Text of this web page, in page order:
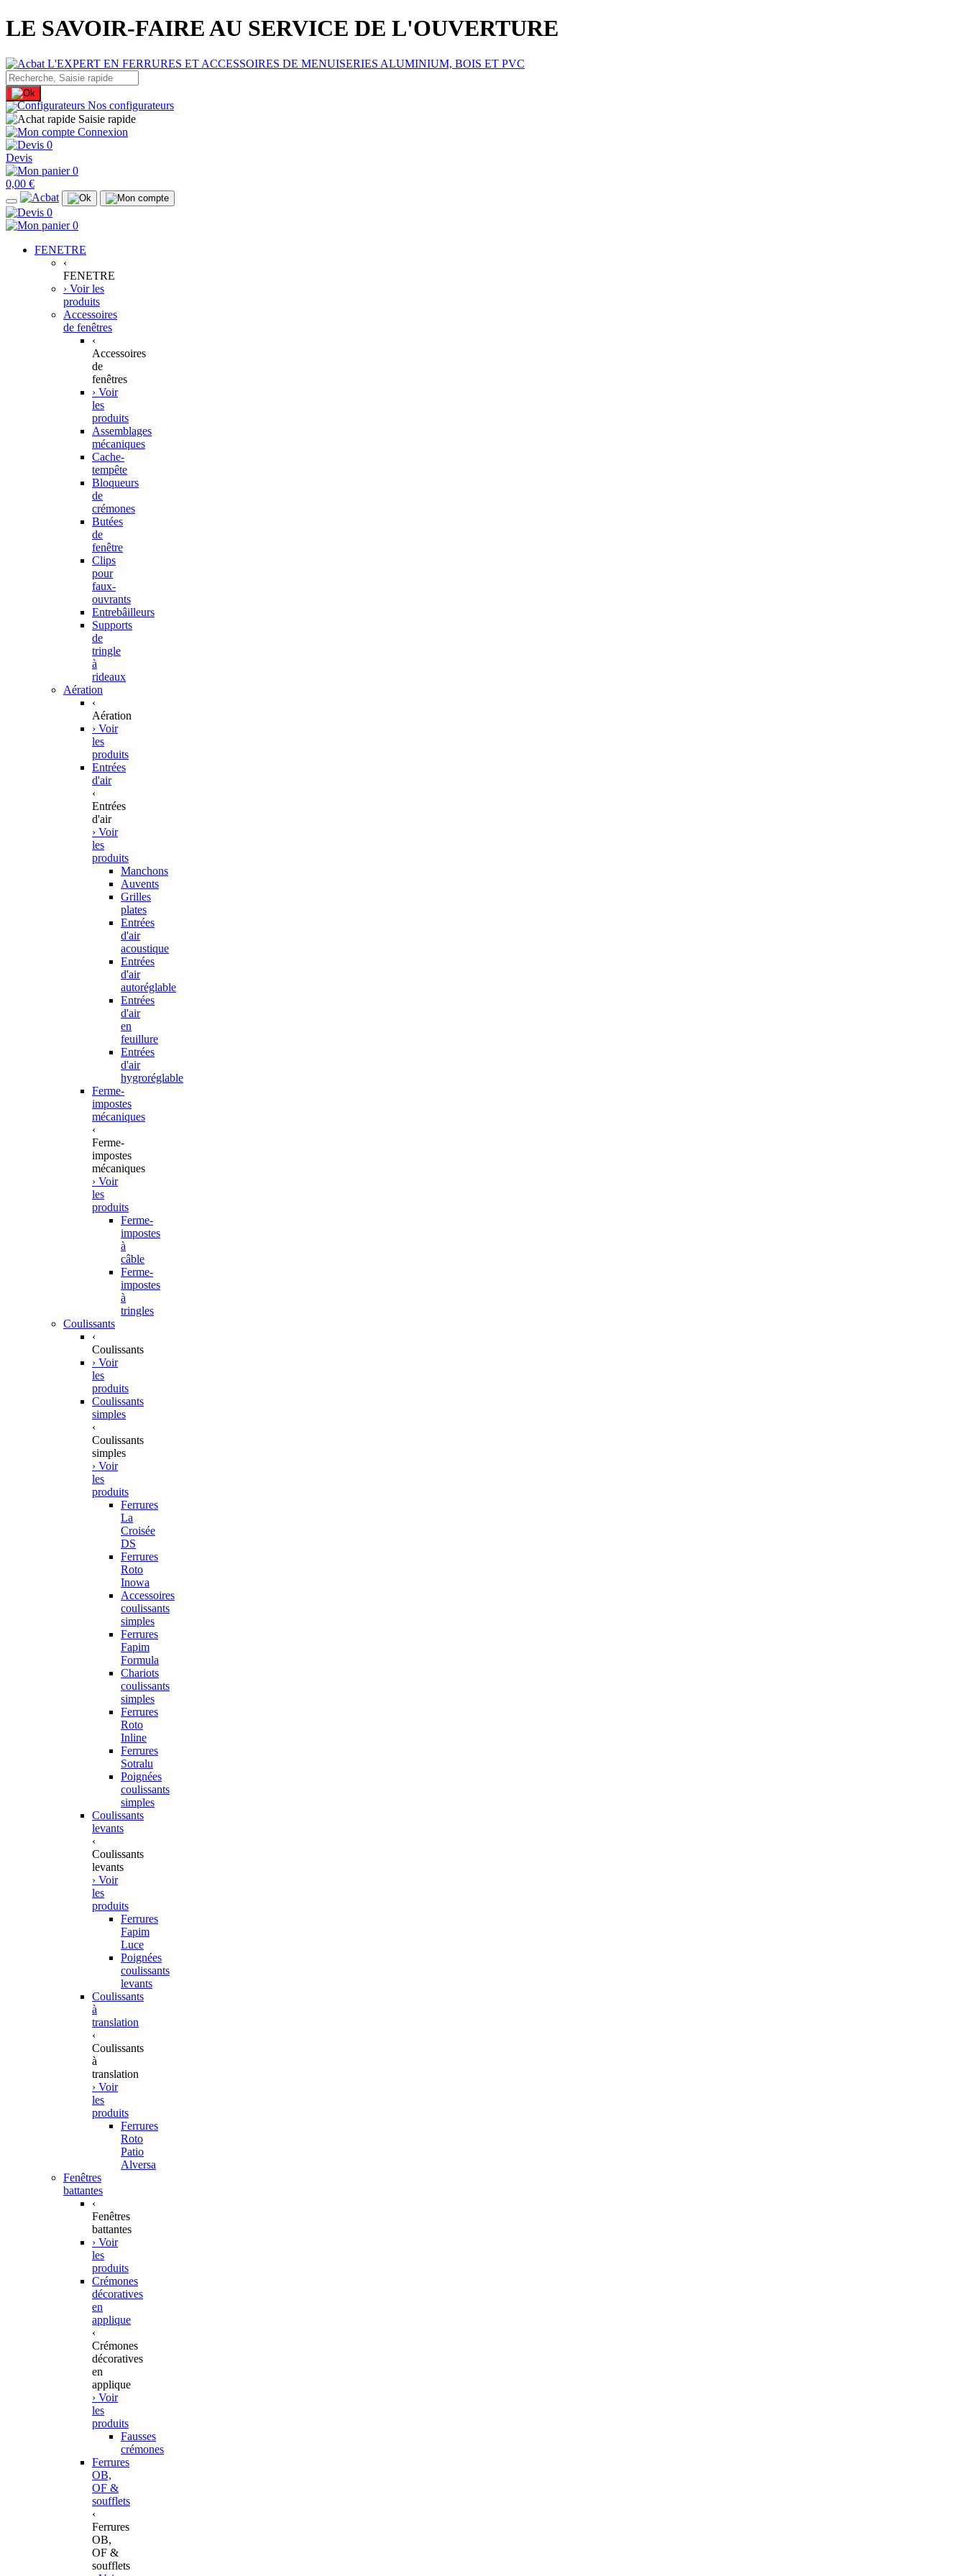
LE SAVOIR-FAIRE AU SERVICE DE L'OUVERTURE
Nos configurateurs
Saisie rapide
Connexion
0
Devis
0
0,00 €
0
0
FENETRE
‹
FENETRE
› Voir les
produits
Accessoires
de fenêtres
‹
Accessoires
de
fenêtres
› Voir
les
produits
Assemblages
mécaniques
Cache-
tempête
Bloqueurs
de
crémones
Butées
de
fenêtre
Clips
pour
faux-
ouvrants
Entrebâilleurs
Supports
de
tringle
à
rideaux
Aération
‹
Aération
› Voir
les
produits
Entrées
d'air
‹
Entrées
d'air
› Voir
les
produits
Manchons
Auvents
Grilles
plates
Entrées
d'air
acoustique
Entrées
d'air
autoréglable
Entrées
d'air
en
feuillure
Entrées
d'air
hygroréglable
Ferme-
impostes
mécaniques
‹
Ferme-
impostes
mécaniques
› Voir
les
produits
Ferme-
impostes
à
câble
Ferme-
impostes
à
tringles
Coulissants
‹
Coulissants
› Voir
les
produits
Coulissants
simples
‹
Coulissants
simples
› Voir
les
produits
Ferrures
La
Croisée
DS
Ferrures
Roto
Inowa
Accessoires
coulissants
simples
Ferrures
Fapim
Formula
Chariots
coulissants
simples
Ferrures
Roto
Inline
Ferrures
Sotralu
Poignées
coulissants
simples
Coulissants
levants
‹
Coulissants
levants
› Voir
les
produits
Ferrures
Fapim
Luce
Poignées
coulissants
levants
Coulissants
à
translation
‹
Coulissants
à
translation
› Voir
les
produits
Ferrures
Roto
Patio
Alversa
Fenêtres
battantes
‹
Fenêtres
battantes
› Voir
les
produits
Crémones
décoratives
en
applique
‹
Crémones
décoratives
en
applique
› Voir
les
produits
Fausses
crémones
Ferrures
OB,
OF &
soufflets
‹
Ferrures
OB,
OF &
soufflets